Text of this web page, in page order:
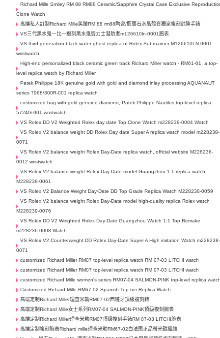
Richard Mille Smiley RM 88 RM88 Ceramic/Sapphire Crystal Case Exclusive
Clone Watch
高端私人訂制Richard Mille笑臉RM 88 rm88陶瓷/藍寶石水晶殼套獨家複刻尅隆手錶
VS三代黑水鬼一比一複刻黑水鬼勞力士潜航者m126610ln-0001腕表
VS third-generation black water ghost replica of Rolex Submariner M126610LN-0001
wristwatch
High-end personalized black ceramic green track Richard Miller watch - RM61-01, a top-
level replica watch by Richard Miller
Patek Philippe 18K genuine gold with gold and diamond inlay processing AQUANAUT
series 7968/300R-001 replica watch
customized bag with gold genuine diamond, Patek Philippe Nautilus top-level replica
5724G-001 wristwatch
VS Rolex DD V2 Weighted Rolex day date Top Clone Watch m228239-0004 Watch
VS Rolex V2 balance weight DD Rolex Day date Super A replica watch model m228238-
0071
VS Rolex V2 balance weight Rolex Day-Date replica watch, official website M228236-
0012 wristwatch
VS Rolex V2 balance weight Rolex Day-Date model Guangzhou 1:1 replica watch
M228238-0061
VS Rolex V2 Balance Weight Day-Date DD Top Grade Replica Watch M228238-0059
VS Rolex V2 balance weight Rolex Day-Date model high-quality replica Rolex watch
M228239-0076
VS Rolex DD V2 Weighted Rolex Day-Date Guangzhou Watch 1:1 Top Remake
m228236-0008 Watch
VS Rolex V2 Counterweight DD Rolex Day-Date Super A High imitation Watch m228238-
0071
customized Richard Miller RM07 top-level replica watch RM 07-03 LITCHI watch
customized Richard Miller RM07 top-level replica watch RM 07-03 LITCHI watch
customized Richard Mille women's series RM07-04 SALMON-PINK top-level replica
Customized Richard Mille RM67-02 Spanish Top-tier Replica Watch
高端定制Richard Miller理查米勒RM67-02西班牙頂級複刻錶
高端定制Richard Mille女士系列RM07-04 SALMON-PINK頂級複刻腕表
高端定制Richard Miller理查米勒RM07頂級複刻手錶RM 07-03 LITCHI腕表
高端定制複刻腕表Richard mille理查米勒RM67-02白法國正品螢光碳纖維